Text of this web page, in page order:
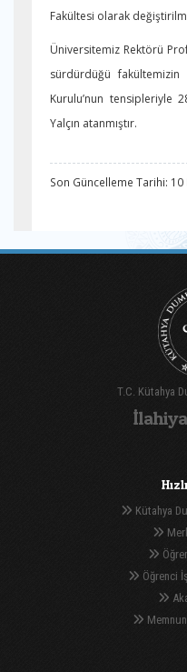
Fakültesi olarak
Üniversitemiz Rektörü
sürdürdüğü fakültemizin
Kurulu’nun tensipleriyle
Yalçın atanmıştır.
Son Güncelleme Tarihi: 10
T.C. Kütahya
Kütahya
Öğrenci